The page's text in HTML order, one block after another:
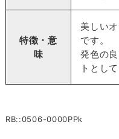
特徴・意
味
美しい
です。
発色の
トとし
RB::0506-0000PPk